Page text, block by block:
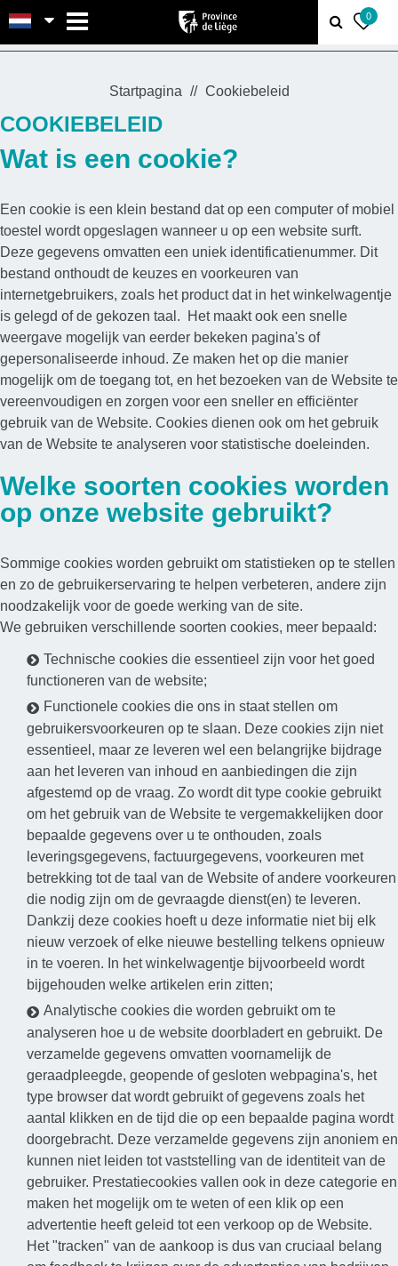
0
Startpagina Cookiebeleid
COOKIEBELEID
Wat is een cookie?
Een cookie is een klein bestand dat op een computer of mobiel
toestel wordt opgeslagen wanneer u op een website surft.
Deze gegevens omvatten een uniek identificatienummer. Dit
bestand onthoudt de keuzes en voorkeuren van
internetgebruikers, zoals het product dat in het winkelwagentje
is gelegd of de gekozen taal. Het maakt ook een snelle
weergave mogelijk van eerder bekeken pagina's of
gepersonaliseerde inhoud. Ze maken het op die manier
mogelijk om de toegang tot, en het bezoeken van de Website te
vereenvoudigen en zorgen voor een sneller en efficiënter
gebruik van de Website. Cookies dienen ook om het gebruik
van de Website te analyseren voor statistische doeleinden.
Welke soorten cookies worden
op onze website gebruikt?
Sommige cookies worden gebruikt om statistieken op te stellen
en zo de gebruikerservaring te helpen verbeteren, andere zijn
noodzakelijk voor de goede werking van de site.
We gebruiken verschillende soorten cookies, meer bepaald:
Technische cookies die essentieel zijn voor het goed
functioneren van de website;
Functionele cookies die ons in staat stellen om
gebruikersvoorkeuren op te slaan. Deze cookies zijn niet
essentieel, maar ze leveren wel een belangrijke bijdrage
aan het leveren van inhoud en aanbiedingen die zijn
afgestemd op de vraag. Zo wordt dit type cookie gebruikt
om het gebruik van de Website te vergemakkelijken door
bepaalde gegevens over u te onthouden, zoals
leveringsgegevens, factuurgegevens, voorkeuren met
betrekking tot de taal van de Website of andere voorkeuren
die nodig zijn om de gevraagde dienst(en) te leveren.
Dankzij deze cookies hoeft u deze informatie niet bij elk
nieuw verzoek of elke nieuwe bestelling telkens opnieuw
in te voeren. In het winkelwagentje bijvoorbeeld wordt
bijgehouden welke artikelen erin zitten;
Analytische cookies die worden gebruikt om te
analyseren hoe u de website doorbladert en gebruikt. De
verzamelde gegevens omvatten voornamelijk de
geraadpleegde, geopende of gesloten webpagina's, het
type browser dat wordt gebruikt of gegevens zoals het
aantal klikken en de tijd die op een bepaalde pagina wordt
doorgebracht. Deze verzamelde gegevens zijn anoniem en
kunnen niet leiden tot vaststelling van de identiteit van de
gebruiker. Prestatiecookies vallen ook in deze categorie en
maken het mogelijk om te weten of een klik op een
advertentie heeft geleid tot een verkoop op de Website.
Het "tracken" van de aankoop is dus van cruciaal belang